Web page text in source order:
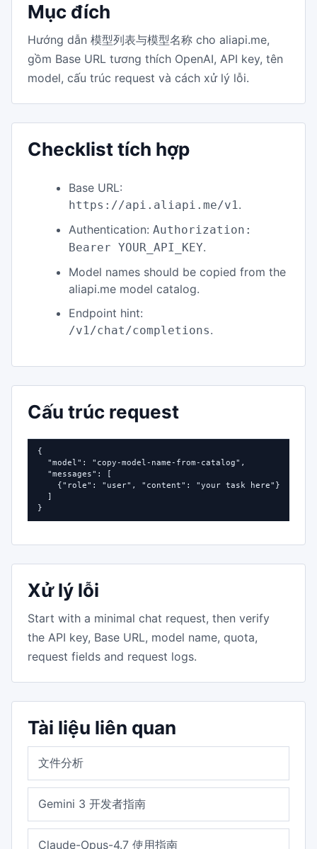
Mục đích
Hướng dẫn 模型列表与模型名称 cho aliapi.me,
gồm Base URL tương thích OpenAI, API key, tên
model, cấu trúc request và cách xử lý lỗi.
Checklist tích hợp
Base URL:
https://api.aliapi.me/v1.
Authentication: Authorization:
Bearer YOUR_API_KEY.
Model names should be copied from the
aliapi.me model catalog.
Endpoint hint:
/v1/chat/completions.
Cấu trúc request
{
  "model": "copy-model-name-from-catalog",
  "messages": [
    {"role": "user", "content": "your task here"}
  ]
}
Xử lý lỗi
Start with a minimal chat request, then verify
the API key, Base URL, model name, quota,
request fields and request logs.
Tài liệu liên quan
文件分析
Gemini 3 开发者指南
Claude-Opus-4.7 使用指南